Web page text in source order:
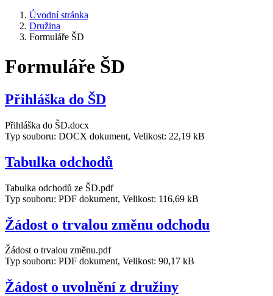
Úvodní stránka
Družina
Formuláře ŠD
Formuláře ŠD
Přihláška do ŠD
Přihláška do ŠD.docx
Typ souboru: DOCX dokument, Velikost: 22,19 kB
Tabulka odchodů
Tabulka odchodů ze ŠD.pdf
Typ souboru: PDF dokument, Velikost: 116,69 kB
Žádost o trvalou změnu odchodu
Žádost o trvalou změnu.pdf
Typ souboru: PDF dokument, Velikost: 90,17 kB
Žádost o uvolnění z družiny